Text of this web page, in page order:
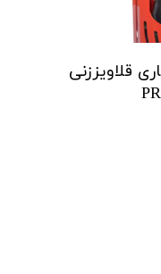
قلاویززنی